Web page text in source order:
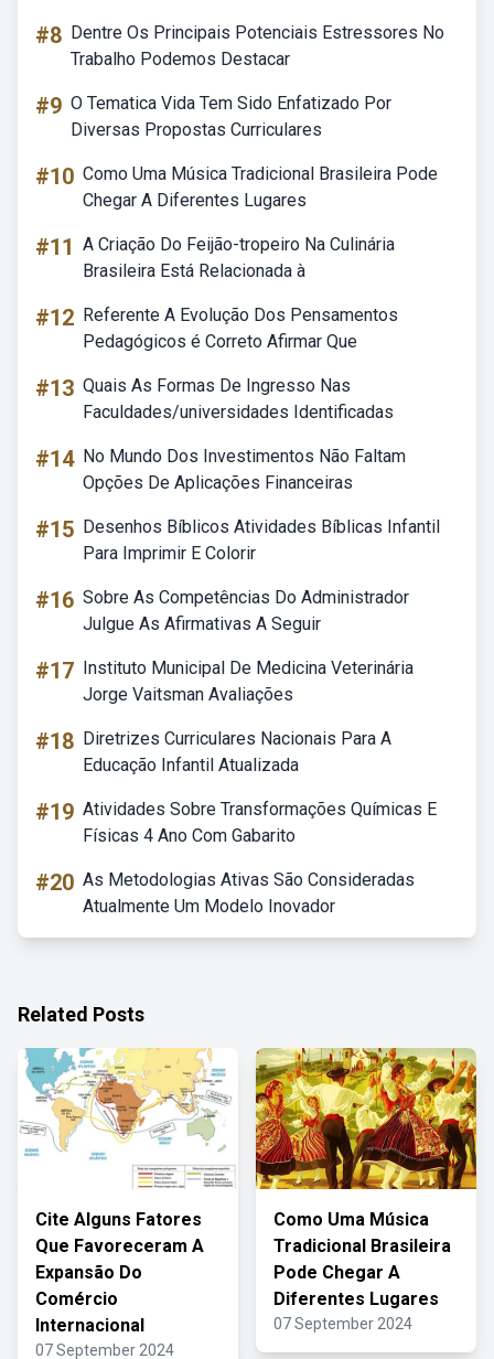
#8 Dentre Os Principais Potenciais Estressores No
Trabalho Podemos Destacar
#9 O Tematica Vida Tem Sido Enfatizado Por
Diversas Propostas Curriculares
#10 Como Uma Música Tradicional Brasileira Pode
Chegar A Diferentes Lugares
#11 A Criação Do Feijão-tropeiro Na Culinária
Brasileira Está Relacionada à
#12 Referente A Evolução Dos Pensamentos
Pedagógicos é Correto Afirmar Que
#13 Quais As Formas De Ingresso Nas
Faculdades/universidades Identificadas
#14 No Mundo Dos Investimentos Não Faltam
Opções De Aplicações Financeiras
#15 Desenhos Bíblicos Atividades Bíblicas Infantil
Para Imprimir E Colorir
#16 Sobre As Competências Do Administrador
Julgue As Afirmativas A Seguir
#17 Instituto Municipal De Medicina Veterinária
Jorge Vaitsman Avaliações
#18 Diretrizes Curriculares Nacionais Para A
Educação Infantil Atualizada
#19 Atividades Sobre Transformações Químicas E
Físicas 4 Ano Com Gabarito
#20 As Metodologias Ativas São Consideradas
Atualmente Um Modelo Inovador
Related Posts
Cite Alguns Fatores
Que Favoreceram A
Expansão Do
Comércio
Internacional
07 September 2024
Como Uma Música
Tradicional Brasileira
Pode Chegar A
Diferentes Lugares
07 September 2024